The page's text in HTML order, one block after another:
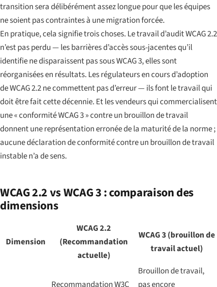
transition sera délibérément assez longue pour que les équipes
ne soient pas contraintes à une migration forcée.
En pratique, cela signifie trois choses. Le travail d’audit WCAG 2.2
n’est pas perdu — les barrières d’accès sous-jacentes qu’il
identifie ne disparaissent pas sous WCAG 3, elles sont
réorganisées en résultats. Les régulateurs en cours d’adoption
de WCAG 2.2 ne commettent pas d’erreur — ils font le travail qui
doit être fait cette décennie. Et les vendeurs qui commercialisent
une « conformité WCAG 3 » contre un brouillon de travail
donnent une représentation erronée de la maturité de la norme ;
aucune déclaration de conformité contre un brouillon de travail
instable n’a de sens.
WCAG 2.2 vs WCAG 3 : comparaison des
dimensions
Dimension
WCAG 2.2
(Recommandation
actuelle)
WCAG 3 (brouillon de
travail actuel)
Brouillon de travail,